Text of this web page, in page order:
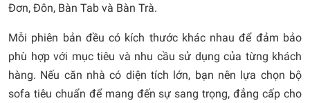
Đơn, Đôn, Bàn Tab và Bàn Trà.
Mỗi phiên bản đều có kích thước khác nhau để đảm bảo
phù hợp với mục tiêu và nhu cầu sử dụng của từng khách
hàng. Nếu căn nhà có diện tích lớn, bạn nên lựa chọn bộ
sofa tiêu chuẩn để mang đến sự sang trọng, đẳng cấp cho